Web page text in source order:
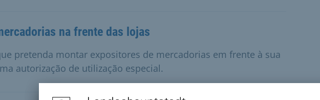
na frente das lojas
pretenda montar expositores de mercadorias em frente à sua
autorização de utilização especial.